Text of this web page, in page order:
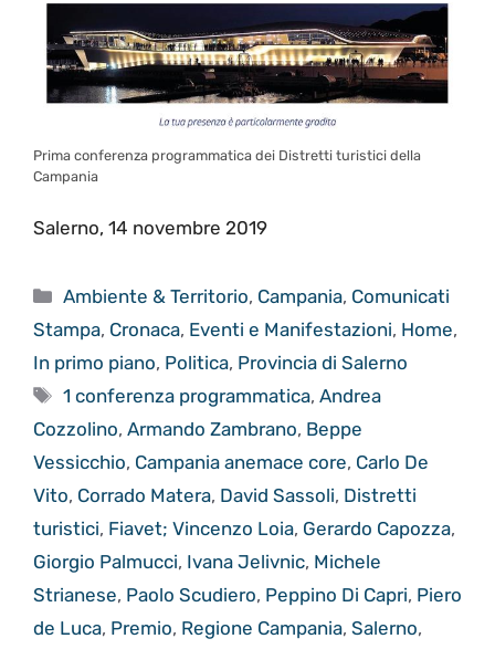
Prima conferenza programmatica dei Distretti turistici della
Campania
Salerno, 14 novembre 2019
Categorie
Ambiente & Territorio, Campania, Comunicati
Stampa, Cronaca, Eventi e Manifestazioni, Home,
In primo piano, Politica, Provincia di Salerno
Tag
1 conferenza programmatica,Andrea
Cozzolino, Armando Zambrano, Beppe
Vessicchio, Campania anemace core, Carlo De
Vito, Corrado Matera, David Sassoli, Distretti
turistici, Fiavet; Vincenzo Loia, Gerardo Capozza,
Giorgio Palmucci, Ivana Jelivnic, Michele
Strianese, Paolo Scudiero, Peppino Di Capri, Piero
de Luca, Premio, Regione Campania, Salerno,